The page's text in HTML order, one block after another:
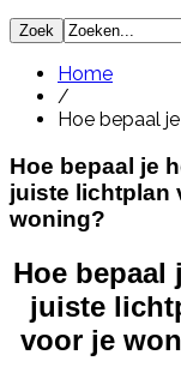
Home
/
Hoe bepaal
Hoe bepaal je
juiste lichtplan
woning?
Hoe bepaal
juiste
voor je